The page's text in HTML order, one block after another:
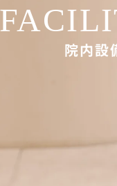
院内設